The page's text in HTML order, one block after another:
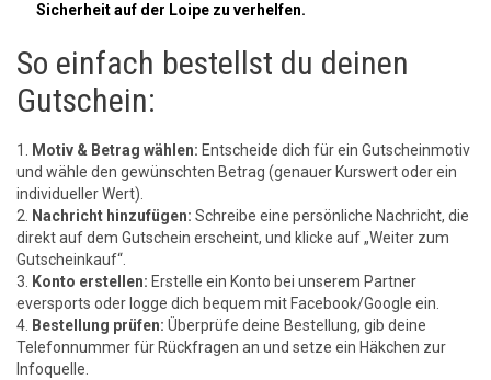
Sicherheit auf der Loipe zu verhelfen.
So einfach bestellst du deinen
Gutschein:
1. Motiv & Betrag wählen: Entscheide dich für ein Gutscheinmotiv
und wähle den gewünschten Betrag (genauer Kurswert oder ein
individueller Wert).
2.
Nachricht hinzufügen: Schreibe eine persönliche Nachricht, die
direkt auf dem Gutschein erscheint, und klicke auf „Weiter zum
Gutscheinkauf“.
3.
Konto erstellen: Erstelle ein Konto bei unserem Partner
eversports oder logge dich bequem mit Facebook/Google ein.
4. Bestellung prüfen: Überprüfe deine Bestellung, gib deine
Telefonnummer für Rückfragen an und setze ein Häkchen zur
Infoquelle.